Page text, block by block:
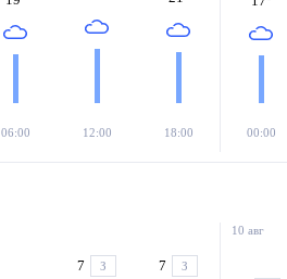
06:00 12:00 18:00 00:00
7 З 7 З
10 авг